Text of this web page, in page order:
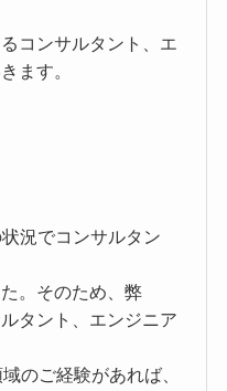
コンサルタント、エ
ます。
況でコンサルタン
。そのため、弊
タント、エンジニア
のご経験があれば、